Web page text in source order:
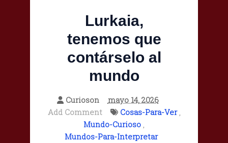
Lurkaia,
tenemos que
contárselo al
mundo
Curioson
mayo 14, 2026
Add Comment
Cosas-Para-Ver,
Mundo-Curioso ,
Mundos-Para-Interpretar